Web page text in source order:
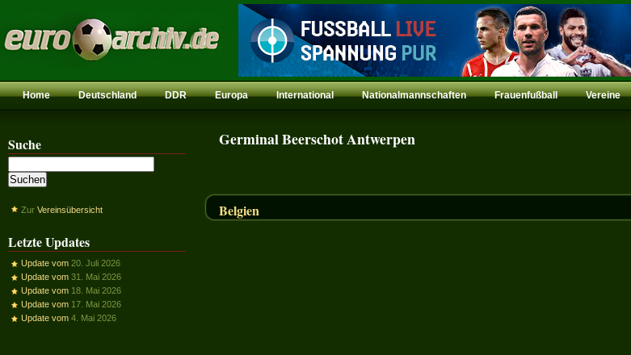
Home Deutschland DDR Europa International Nationalmannschaften Frauenfußball Vereine
Suche
Zur Vereinsübersicht
Letzte Updates
Update vom 20. Juli 2026
Update vom 31. Mai 2026
Update vom 18. Mai 2026
Update vom 17. Mai 2026
Update vom 4. Mai 2026
Germinal Beerschot Antwerpen
Belgien